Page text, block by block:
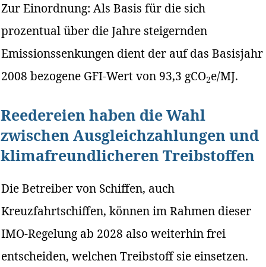
Zur Einordnung: Als Basis für die sich
prozentual über die Jahre steigernden
Emissionssenkungen dient der auf das Basisjahr
2008 bezogene GFI-Wert von 93,3 gCO2e/MJ.
Reedereien haben die Wahl
zwischen Ausgleichzahlungen und
klimafreundlicheren Treibstoffen
Die Betreiber von Schiffen, auch
Kreuzfahrtschiffen, können im Rahmen dieser
IMO-Regelung ab 2028 also weiterhin frei
entscheiden, welchen Treibstoff sie einsetzen.